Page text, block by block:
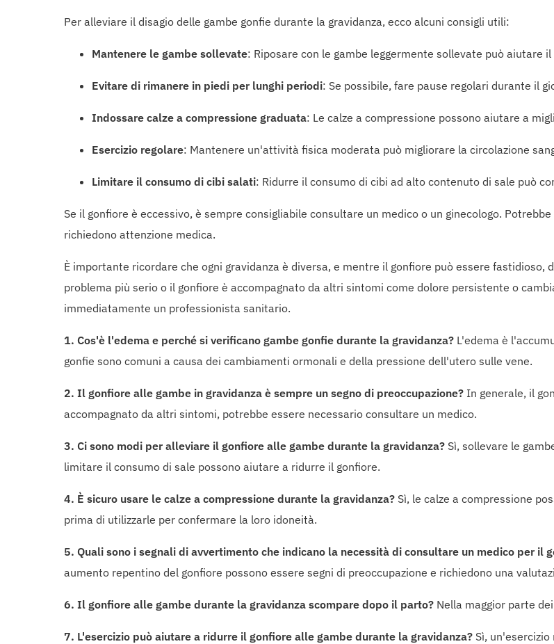
Per alleviare il disagio delle gambe gonfie durante la gravidanza, ecco alcuni consigli utili:
Mantenere le gambe sollevate: Riposare con le gambe leggermente sollevate può aiutare
Evitare di rimanere in piedi per lunghi periodi: Se possibile, fare pause regolari durante il
Indossare calze a compressione graduata: Le calze a compressione possono aiutare a
Esercizio regolare: Mantenere un'attività fisica moderata può migliorare la circolazione
Limitare il consumo di cibi salati: Ridurre il consumo di cibi ad alto contenuto di sale può
Se il gonfiore è eccessivo, è sempre consigliabile consultare un medico o un ginecologo.
richiedono attenzione medica.
È importante ricordare che ogni gravidanza è diversa, e mentre il gonfiore può essere
problema più serio o il gonfiore è accompagnato da altri sintomi come dolore persistente o
immediatamente un professionista sanitario.
1. Cos'è l'edema e perché si verificano gambe gonfie durante la gravidanza? L'edema è
gonfie sono comuni a causa dei cambiamenti ormonali e della pressione dell'utero sulle vene.
2. Il gonfiore alle gambe in gravidanza è sempre un segno di preoccupazione? In generale, il
accompagnato da altri sintomi, potrebbe essere necessario consultare un medico.
3. Ci sono modi per alleviare il gonfiore alle gambe durante la gravidanza? Sì, sollevare le
limitare il consumo di sale possono aiutare a ridurre il gonfiore.
4. È sicuro usare le calze a compressione durante la gravidanza? Sì, le calze a compressione
prima di utilizzarle per confermare la loro idoneità.
5. Quali sono i segnali di avvertimento che indicano la necessità di consultare un medico per il
aumento repentino del gonfiore possono essere segni di preoccupazione e richiedono una
6. Il gonfiore alle gambe durante la gravidanza scompare dopo il parto? Nella maggior parte
7. L'esercizio può aiutare a ridurre il gonfiore alle gambe durante la gravidanza? Sì,